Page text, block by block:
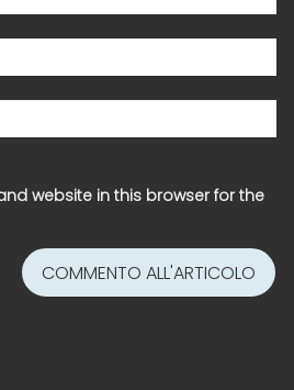
website in this browser for the